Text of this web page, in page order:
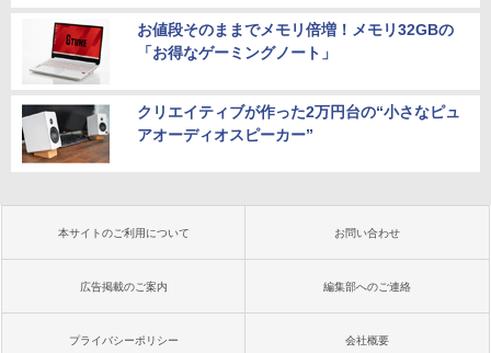
お値段そのままでメモリ倍増！メモリ32GBの
「お得なゲーミングノート」
クリエイティブが作った2万円台の“小さなピュ
アオーディオスピーカー”
本サイトのご利用について お問い合わせ
広告掲載のご案内 編集部へのご連絡
プライバシーポリシー 会社概要